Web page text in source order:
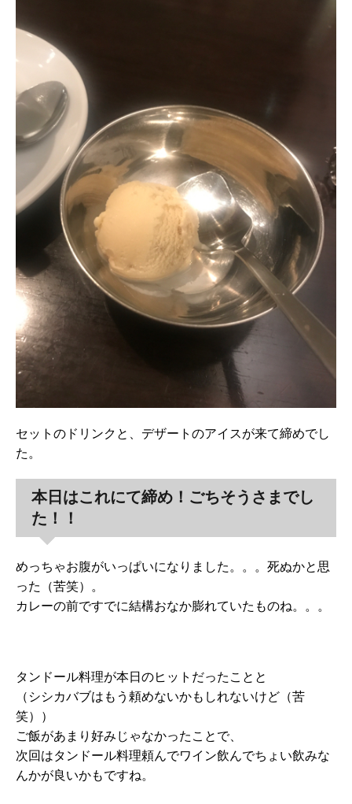
セットのドリンクと、デザートのアイスが来て締めでし
た。
本日はこれにて締め！ごちそうさまでし
た！！
めっちゃお腹がいっぱいになりました。。。死ぬかと思
った（苦笑）。
カレーの前ですでに結構おなか膨れていたものね。。。
タンドール料理が本日のヒットだったことと
（シシカバブはもう頼めないかもしれないけど（苦
笑））
ご飯があまり好みじゃなかったことで、
次回はタンドール料理頼んでワイン飲んでちょい飲みな
んかが良いかもですね。